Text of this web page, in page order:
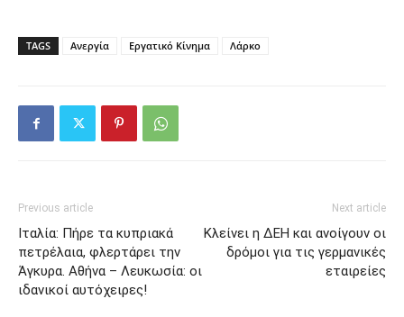
TAGS Ανεργία Εργατικό Κίνημα Λάρκο
Previous article
Ιταλία: Πήρε τα κυπριακά
πετρέλαια, φλερτάρει την
Άγκυρα. Αθήνα – Λευκωσία: οι
ιδανικοί αυτόχειρες!
Next article
Κλείνει η ΔΕΗ και ανοίγουν οι
δρόμοι για τις γερμανικές
εταιρείες